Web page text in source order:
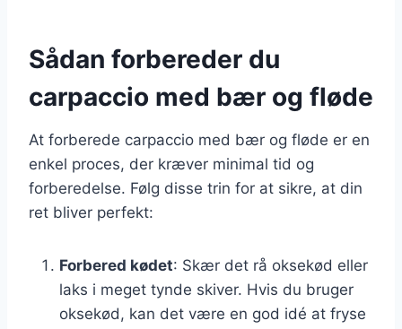
Sådan forbereder du
carpaccio med bær og fløde
At forberede carpaccio med bær og fløde er en
enkel proces, der kræver minimal tid og
forberedelse. Følg disse trin for at sikre, at din
ret bliver perfekt:
Forbered kødet: Skær det rå oksekød eller
laks i meget tynde skiver. Hvis du bruger
oksekød, kan det være en god idé at fryse